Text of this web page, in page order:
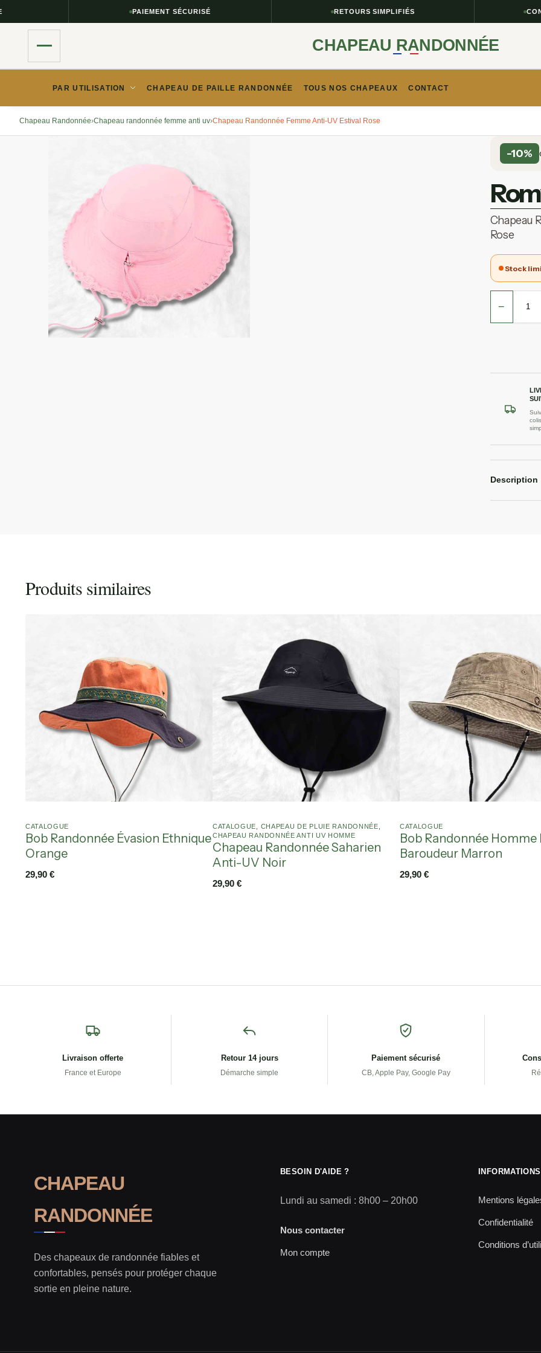
PAIEMENT SÉCURISÉ RETOURS SIMPLIFIÉS
CHAPEAU RANDONNÉE
PAR UTILISATION CHAPEAU DE PAILLE RANDONNÉE​ TOUS NOS CHAPEAUX CONTACT
Chapeau Randonnée›Chapeau randonnée femme anti uv​›Chapeau Randonnée Femme Anti-UV Estival Rose
-10%
Chapeau
Rose
Stock
−
colis
Description
Produits similaires
CATALOGUE
Bob Randonnée Évasion Ethnique
Orange
29,90 €
CATALOGUE CHAPEAU DE PLUIE RANDONNÉE​
CHAPEAU RANDONNÉE ANTI UV HOMME​
Chapeau Randonnée Saharien
Anti-UV Noir
29,90 €
CATALOGUE
Bob Randonnée Homme
Baroudeur Marron
29,90 €
Livraison offerte
France et Europe
Retour 14 jours
Démarche simple
Paiement sécurisé
CB, Apple Pay, Google Pay
CHAPEAU
RANDONNÉE
Des chapeaux de randonnée fiables et
confortables, pensés pour protéger chaque
sortie en pleine nature.
BESOIN D'AIDE ?
Lundi au samedi : 8h00 – 20h00
Nous contacter
Mon compte
Mentions
Confidentialité
Conditions